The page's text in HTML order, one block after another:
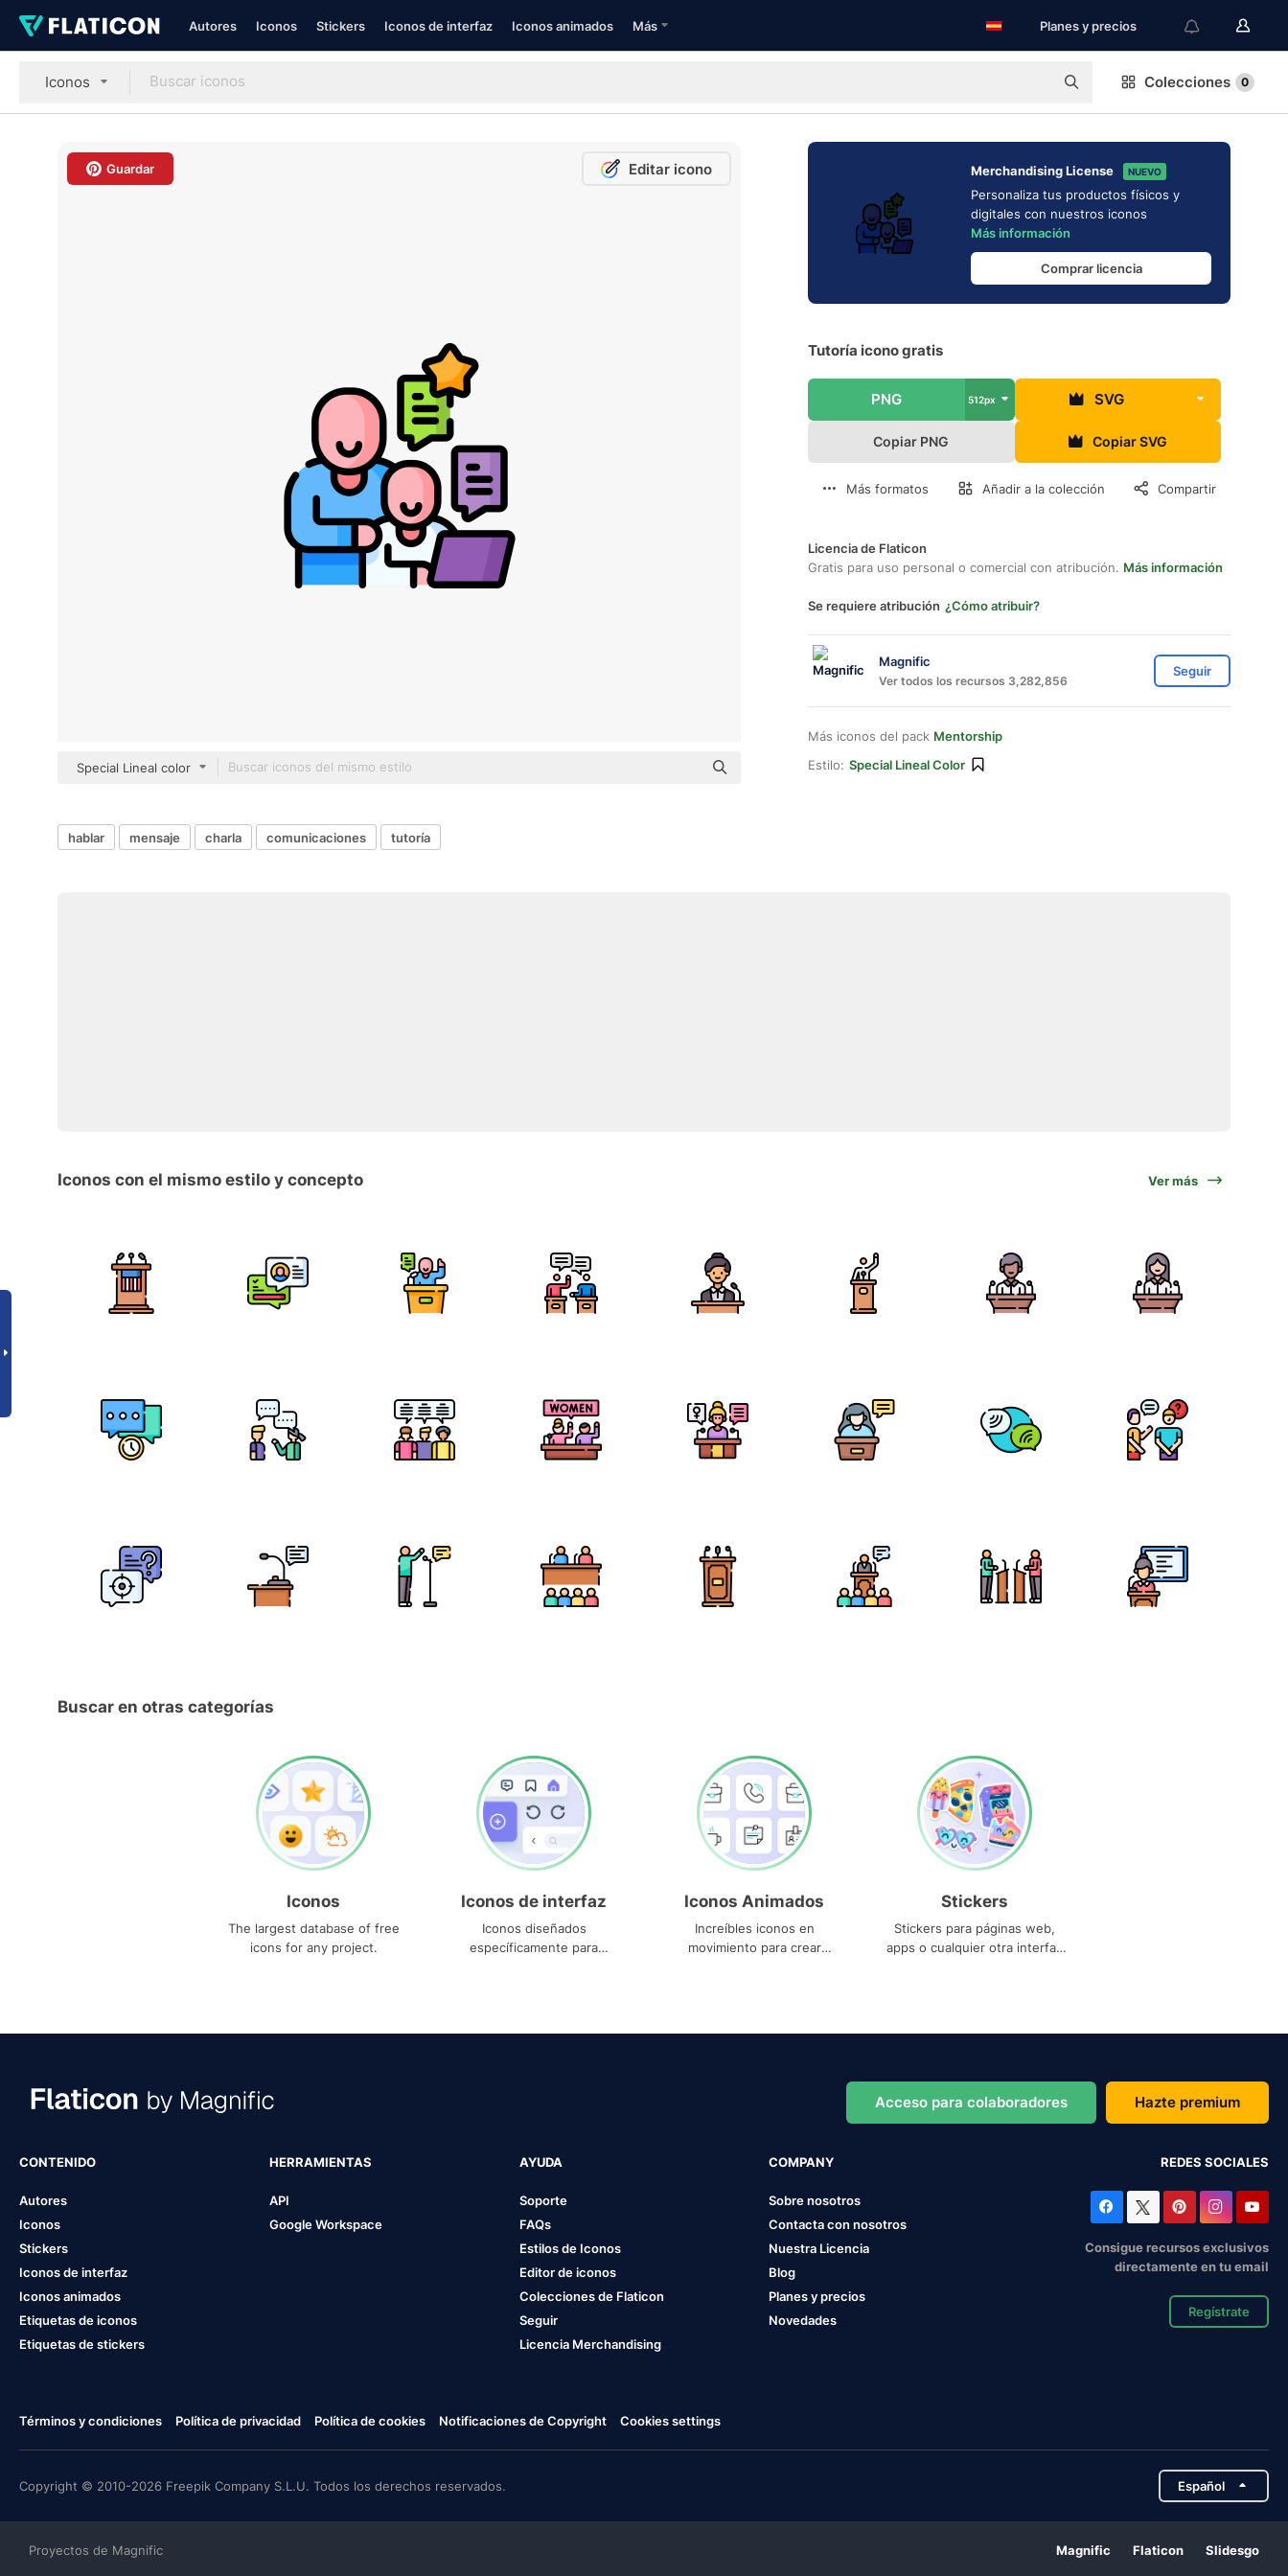
Autores Iconos Stickers Iconos de interfaz Iconos animados Más Planes y precios
Iconos Colecciones 0
Guardar Editar icono
Special Lineal color
Merchandising License NUEVO
Personaliza tus productos físicos y
digitales con nuestros iconos
Más información
Comprar licencia
Tutoría icono gratis
PNG 512px SVG
Copiar PNG Copiar SVG
Más formatos Añadir a la colección Compartir
Licencia de Flaticon
Gratis para uso personal o comercial con atribución. Más información
Se requiere atribución ¿Cómo atribuir?
Magnific
Ver todos los recursos 3,282,856
Seguir
Más iconos del pack Mentorship
Estilo: Special Lineal Color
hablar mensaje charla comunicaciones tutoría
Iconos con el mismo estilo y concepto Ver más
Buscar en otras categorías
Iconos
The largest database of free
icons for any project.
Iconos de interfaz
Iconos diseñados
específicamente para
Iconos Animados
Increíbles iconos en
movimiento para crear
Stickers
Stickers para páginas web,
apps o cualquier otra interfaz
Acceso para colaboradores Hazte premium
CONTENIDO
Autores
Iconos
Stickers
Iconos de interfaz
Iconos animados
Etiquetas de iconos
Etiquetas de stickers
HERRAMIENTAS
API
Google Workspace
AYUDA
Soporte
FAQs
Estilos de Iconos
Editor de iconos
Colecciones de Flaticon
Seguir
Licencia Merchandising
COMPANY
Sobre nosotros
Contacta con nosotros
Nuestra Licencia
Blog
Planes y precios
Novedades
REDES SOCIALES
Consigue recursos exclusivos
directamente en tu email
Regístrate
Términos y condiciones Política de privacidad Política de cookies Notificaciones de Copyright Cookies settings
Copyright © 2010-2026 Freepik Company S.L.U. Todos los derechos reservados. Español
Proyectos de Magnific Magnific Flaticon Slidesgo